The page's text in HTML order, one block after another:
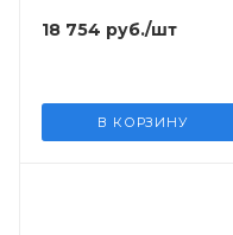
18 754 руб./шт
В КОРЗИНУ